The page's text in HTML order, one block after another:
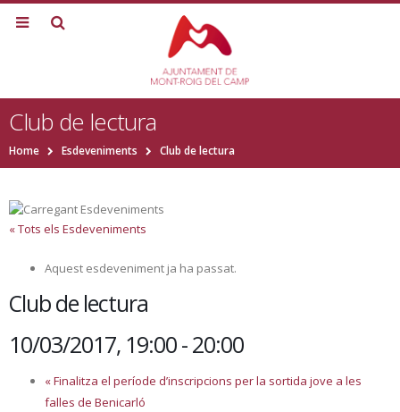
Club de lectura
Home Esdeveniments Club de lectura
« Tots els Esdeveniments
Aquest esdeveniment ja ha passat.
Club de lectura
10/03/2017, 19:00-20:00
«Finalitza el període d’inscripcions per la sortida jove a les
falles de Benicarló